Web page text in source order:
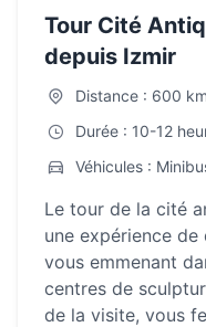
Tour Cité
depuis Izmir
Distance : 600 km
Durée : 10-12
Véhicules :
Le tour de la cité
une expérience
vous emmenant
centres de
de la visite, vous